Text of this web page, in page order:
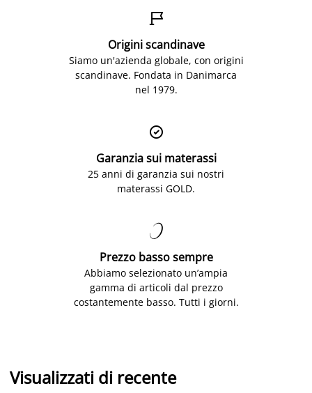

Origini scandinave
Siamo un'azienda globale, con origini
scandinave. Fondata in Danimarca
nel 1979.

Garanzia sui materassi
25 anni di garanzia sui nostri
materassi GOLD.

Prezzo basso sempre
Abbiamo selezionato un’ampia
gamma di articoli dal prezzo
costantemente basso. Tutti i giorni.
Visualizzati di recente